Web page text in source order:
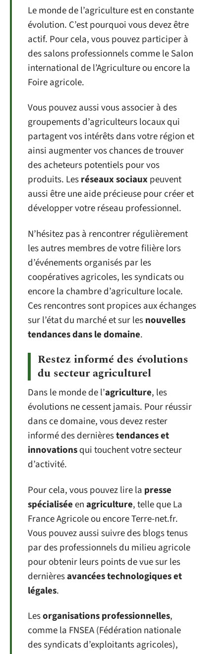
Le monde de l’agriculture est en constante
évolution. C’est pourquoi vous devez être
actif. Pour cela, vous pouvez participer à
des salons professionnels comme le Salon
international de l’Agriculture ou encore la
Foire agricole.
Vous pouvez aussi vous associer à des
groupements d’agriculteurs locaux qui
partagent vos intérêts dans votre région et
ainsi augmenter vos chances de trouver
des acheteurs potentiels pour vos
produits. Lesréseaux sociauxpeuvent
aussi être une aide précieuse pour créer et
développer votre réseau professionnel.
N’hésitez pas à rencontrer régulièrement
les autres membres de votre filière lors
d’événements organisés par les
coopératives agricoles, les syndicats ou
encore la chambre d’agriculture locale.
Ces rencontres sont propices aux échanges
sur l’état du marché et sur lesnouvelles
tendances dans le domaine.
Restez informé des évolutions
du secteur agriculturel
Dans le monde de l’agriculture, les
évolutions ne cessent jamais. Pour réussir
dans ce domaine, vous devez rester
informé des dernièrestendances et
innovationsqui touchent votre secteur
d’activité.
Pour cela, vous pouvez lire la presse
spécialiséeenagriculture, telle que La
France Agricole ou encore Terre-net.fr.
Vous pouvez aussi suivre des blogs tenus
par des professionnels du milieu agricole
pour obtenir leurs points de vue sur les
dernièresavancées technologiques et
légales.
Lesorganisations professionnelles,
comme la FNSEA (Fédération nationale
des syndicats d’exploitants agricoles),